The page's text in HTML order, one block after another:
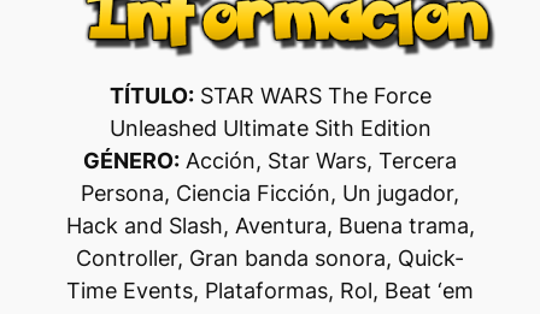
TÍTULO:STAR WARS The Force
Unleashed Ultimate Sith Edition
GÉNERO: Acción, Star Wars, Tercera
Persona, Ciencia Ficción, Un jugador,
Hack and Slash, Aventura, Buena trama,
Controller, Gran banda sonora, Quick-
Time Events, Plataformas, Rol, Beat ‘em